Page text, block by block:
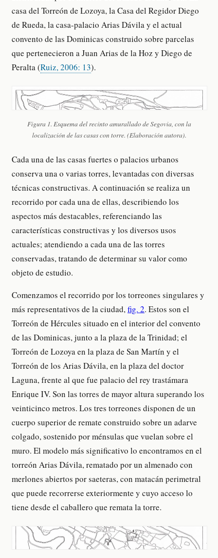
casa del Torreón de Lozoya, la Casa del Regidor Diego
de Rueda, la casa-palacio Arias Dávila y el actual
convento de las Dominicas construido sobre parcelas
que pertenecieron a Juan Arias de la Hoz y Diego de
Peralta (Ruiz, 2006: 13).
Figura 1. Esquema del recinto amurallado de Segovia, con la
localización de las casas con torre. (Elaboración autora).
Cada una de las casas fuertes o palacios urbanos
conserva una o varias torres, levantadas con diversas
técnicas constructivas. A continuación se realiza un
recorrido por cada una de ellas, describiendo los
aspectos más destacables, referenciando las
características constructivas y los diversos usos
actuales; atendiendo a cada una de las torres
conservadas, tratando de determinar su valor como
objeto de estudio.
Comenzamos el recorrido por los torreones singulares y
más representativos de la ciudad,fig. 2. Estos son el
Torreón de Hércules situado en el interior del convento
de las Dominicas, junto a la plaza de la Trinidad; el
Torreón de Lozoya en la plaza de San Martín y el
Torreón de los Arias Dávila, en la plaza del doctor
Laguna, frente al que fue palacio del rey trastámara
Enrique IV. Son las torres de mayor altura superando los
veinticinco metros. Los tres torreones disponen de un
cuerpo superior de remate construido sobre un adarve
colgado, sostenido por ménsulas que vuelan sobre el
muro. El modelo más significativo lo encontramos en el
torreón Arias Dávila, rematado por un almenado con
merlones abiertos por saeteras, con matacán perimetral
que puede recorrerse exteriormente y cuyo acceso lo
tiene desde el caballero que remata la torre.